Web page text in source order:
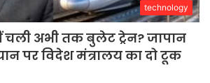
technology
चली अभी तक बुलेट ट्रेन? जापान
पर विदेश मंत्रालय का दो टूक